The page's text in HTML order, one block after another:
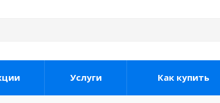
Услуги Как купить